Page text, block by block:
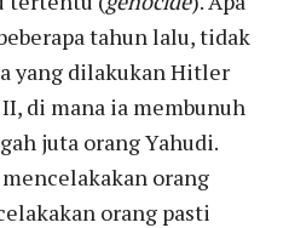
tahun lalu, tidak
yang dilakukan Hitler
di mana ia membunuh
juta orang Yahudi.
orang
orang pasti